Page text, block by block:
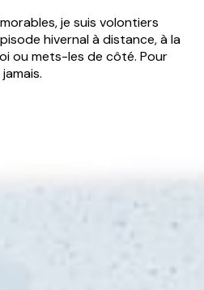
je suis volontiers
hivernal à distance, à la
ou mets-les de côté. Pour